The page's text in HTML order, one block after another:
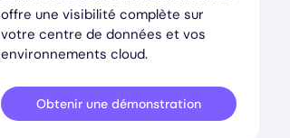
offre une visibilité complète sur
votre centre de données et vos
environnements cloud.
Obtenir une démonstration